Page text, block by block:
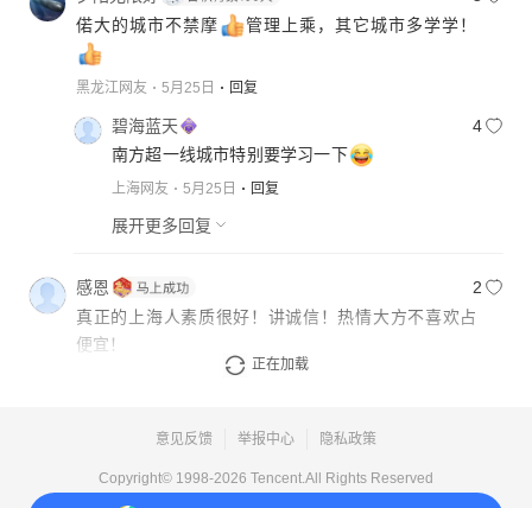
偌大的城市不禁摩
管理上乘，其它城市多学学！
黑龙江网友 5月25日 回复
碧海蓝天
4
南方超一线城市特别要学习一下
上海网友 5月25日 回复
展开更多回复
感恩
2
真正的上海人素质很好！讲诚信！热情大方不喜欢占
便宜！
回复
正在加载
意见反馈 举报中心 隐私政策
Copyright© 1998-2026 Tencent.All Rights Reserved